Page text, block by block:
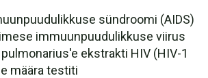
sündroomi (AIDS)
immuunpuudulikkuse viirus
ekstrakti HIV (HIV-1
määra testiti